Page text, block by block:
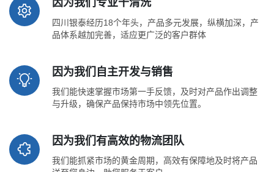
因为我们专业干清洗
四川银泰经历18个年头，产品多元发展，纵横加深，产
品体系越加完善，适应更广泛的客户群体
因为我们自主开发与销售
我们能快速掌握市场第一手反馈，及时对产品作出调整
与升级，确保产品保持市场中领先位置。
因为我们有高效的物流团队
我们能抓紧市场的黄金周期，高效有保障地及时将产品